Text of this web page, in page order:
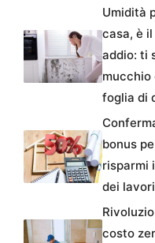
Umidità
casa, è
addio: ti
mucchio
foglia di
bonus
risparmi
dei lavori
costo